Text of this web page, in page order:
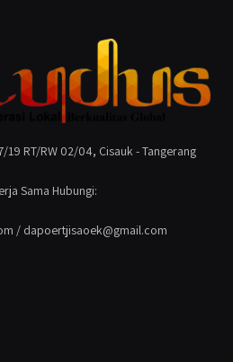
19 RT/RW 02/04, Cisauk - Tangerang
Sama Hubungi:
/ dapoertjisaoek@gmail.com